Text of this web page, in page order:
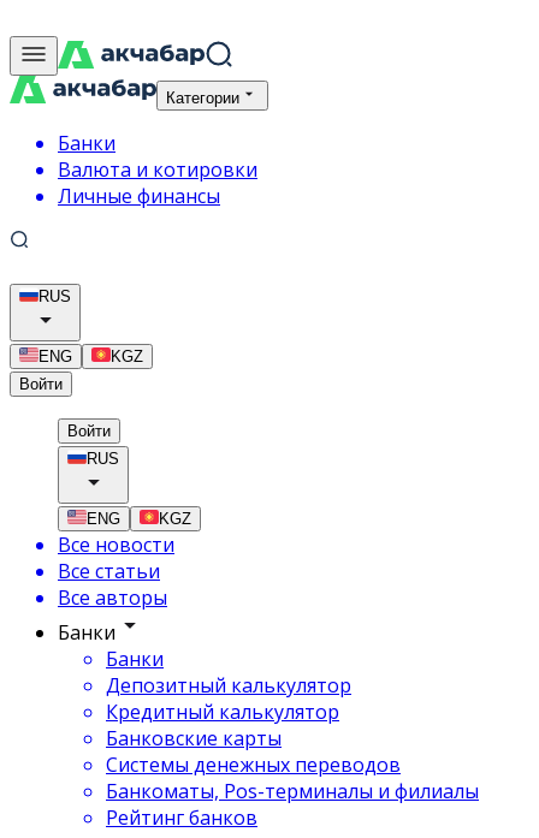
Категории
Банки
Валюта и котировки
Личные финансы
RUS
ENG
KGZ
Войти
Войти
RUS
ENG KGZ
Все новости
Все статьи
Все авторы
Банки
Банки
Депозитный калькулятор
Кредитный калькулятор
Банковские карты
Системы денежных переводов
Банкоматы, Pos-терминалы и филиалы
Рейтинг банков